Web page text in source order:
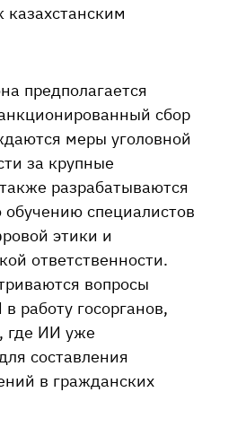
казахстанским
предполагается
сбор
меры уголовной
за крупные
разрабатываются
специалистов
этики и
ответственности.
вопросы
работу госорганов,
где ИИ уже
составления
в гражданских